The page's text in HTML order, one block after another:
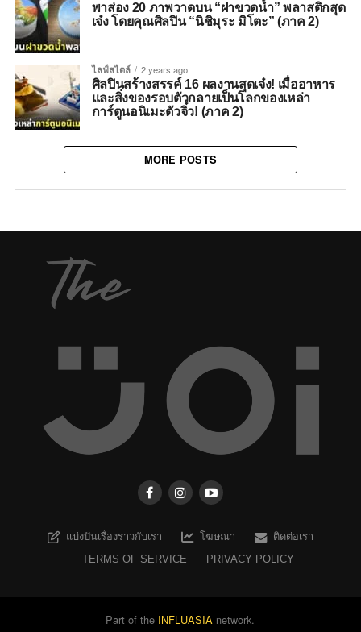
พาส่อง 20 ภาพวาดบน “ฝาขวดน้ำ” พลาสติกสุด
เจ๋ง โดยคุณศิลปิน “นิชิมุระ มิโตะ” (ภาค 2)
ไลฟ์สไตล์ 2 years ago
ศิลปินสร้างสรรค์ 16 ผลงานสุดเจ๋ง! เมื่ออาหาร
และสิ่งของรอบตัวกลายเป็นโลกของเหล่า
การ์ตูนอนิเมะตัวจิ๋ว! (ภาค 2)
MORE POSTS
แบ่งปันเรื่องราวกับเรา โฆษณา
ติดต่อเรา
TERMS OF SERVICE
PRIVACY POLICY
Part of the INFLUASIA network.